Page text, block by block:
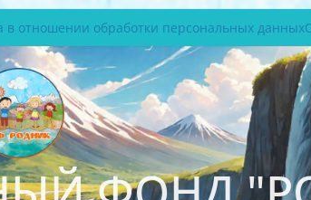
в отношении обработки персональных данных